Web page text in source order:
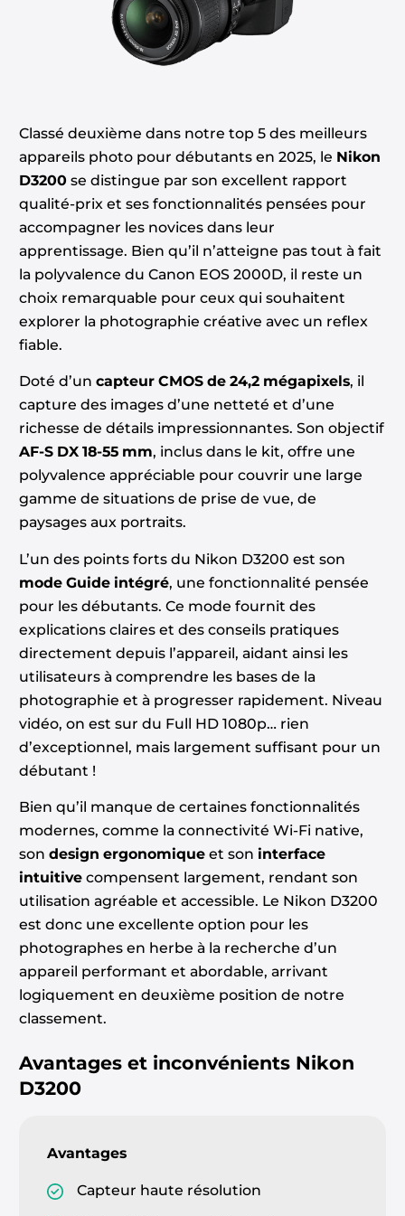
Classé deuxième dans notre top 5 des meilleurs
appareils photo pour débutants en 2025, le Nikon
D3200se distingue par son excellent rapport
qualité-prix et ses fonctionnalités pensées pour
accompagner les novices dans leur
apprentissage. Bien qu’il n’atteigne pas tout à fait
la polyvalence du Canon EOS 2000D, il reste un
choix remarquable pour ceux qui souhaitent
explorer la photographie créative avec un reflex
fiable.
Doté d’un capteur CMOS de 24,2 mégapixels, il
capture des images d’une netteté et d’une
richesse de détails impressionnantes. Son objectif
AF-S DX 18-55 mm, inclus dans le kit, offre une
polyvalence appréciable pour couvrir une large
gamme de situations de prise de vue, de
paysages aux portraits.
L’un des points forts du Nikon D3200 est son
mode Guide intégré, une fonctionnalité pensée
pour les débutants. Ce mode fournit des
explications claires et des conseils pratiques
directement depuis l’appareil, aidant ainsi les
utilisateurs à comprendre les bases de la
photographie et à progresser rapidement. Niveau
vidéo, on est sur du Full HD 1080p… rien
d’exceptionnel, mais largement suffisant pour un
débutant !
Bien qu’il manque de certaines fonctionnalités
modernes, comme la connectivité Wi-Fi native,
son design ergonomiqueet son interface
intuitivecompensent largement, rendant son
utilisation agréable et accessible. Le Nikon D3200
est donc une excellente option pour les
photographes en herbe à la recherche d’un
appareil performant et abordable, arrivant
logiquement en deuxième position de notre
classement.
Avantages et inconvénients Nikon
D3200
Avantages
Capteur haute résolution